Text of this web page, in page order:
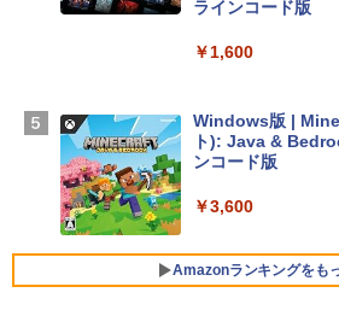
SSD インテル Core
￥129,800
Core i5/16GB/
VWK3E15W_AZ
ラインコード版
￥1,600
Windows版 |
ト): Java &
ンコード版
￥3,600
Amazonランキングをも